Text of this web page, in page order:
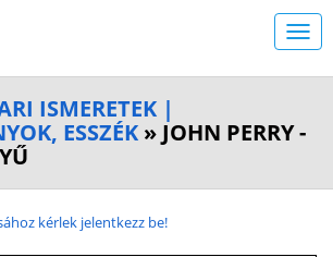
ISMERETEK |
ESSZÉK » JOHN PERRY -
kérlek jelentkezz be!